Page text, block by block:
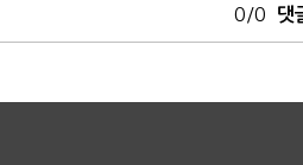
0/0 댓